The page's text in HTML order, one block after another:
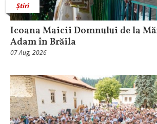
Știri
Icoana Maicii Domnului de la
Adam în Brăila
07 Aug, 2026